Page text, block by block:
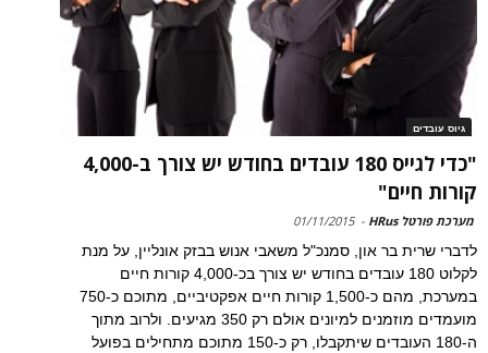
גיוס עובדים
"כדי לגייס 180 עובדים בחודש יש צורך ב-4,000
קורות חיים"
מערכת פורטל HRus -
01/11/2015
לדברי שרית בר און, סמנכ"ל משאבי אנוש בבזק אונליין, על מנת
לקלוט 180 עובדים בחודש יש צורך בכ-4,000 קורות חיים
במערכת, מהם כ-1,500 קורות חיים אפקטיביים, מתוכם כ-750
מועמדים מוזמנים למיונים אולם רק 350 מגיעים. ולרוב מתוך
ה-180 העובדים שיתקבלו, רק כ-150 מתוכם מתחילים בפועל